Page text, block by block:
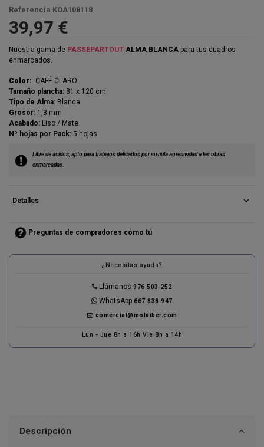
Referencia KOA108118
39,97 €
Nuestra gama de PASSEPARTOUT ALMA BLANCA para tus cuadros
enmarcados.
Color: CAFÉ CLARO
Tamaño plancha: 81 x 120 cm
Tipo de Alma: Blanca
Grosor: 1,3 mm
Acabado: Liso / Mate
Nº hojas por Pack: 5 hojas
Libre de ácidos, apto para trabajos delicados por su nula agresividad a las obras
enmarcadas.
Detalles expand_more
Preguntas de compradores cómo tú
¿Necesitas ayuda?
Llámanos976 503 252
WhatsApp667 838 947
comercial@moldiber.com
Lun - Jue 8h a 16h Vie 8h a 14h
Descripción